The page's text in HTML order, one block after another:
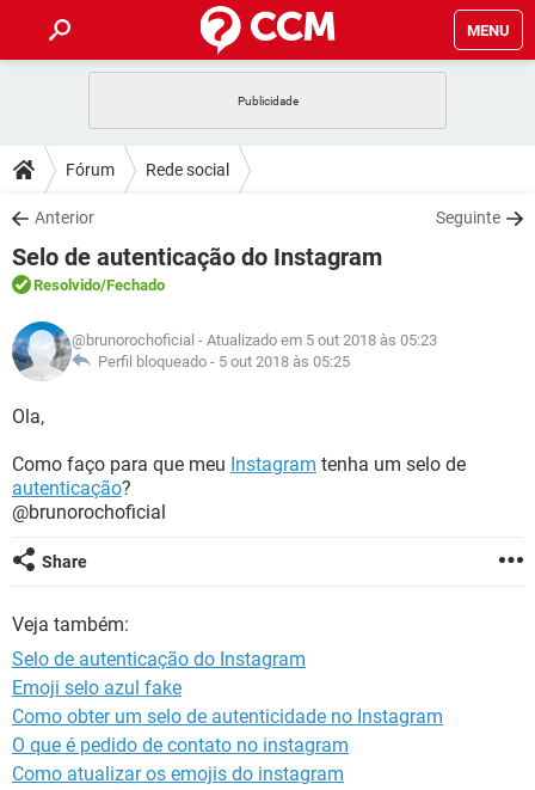
MENU
CELULAR
OUTLOOK
INSTAGRAM GMAIL
GUIA DE COMPRAS
DICAS
JOGOS
OUTLOOK
INSTAGRAM
GUIA DE COMPRAS
DOWNLOADS
JOGOS WHATSAPP
CELULAR
OUTLOOK EXCEL
INSTAGRAM
GUIA DE COMPRAS
FÓRUM
JOGOS
CELULAR FACEBOOK
GUIA DE COMPRAS
GLOSSÁRIO
JOGOS
CELULAR
OUTLOOK EXCEL
INSTAGRAM
Fórum Rede social
Anterior Seguinte
Selo de autenticação do Instagram
Resolvido/Fechado
@brunorochoficial - Atualizado em 5 out 2018 às 05:23
Perfil bloqueado - 5 out 2018 às 05:25
Ola,
Como faço para que meu Instagram tenha um selo de
autenticação?
@brunorochoficial
Share
Veja também:
Selo de autenticação do Instagram
Emoji selo azul fake
Como obter um selo de autenticidade no Instagram
O que é pedido de contato no instagram
Como atualizar os emojis do instagram